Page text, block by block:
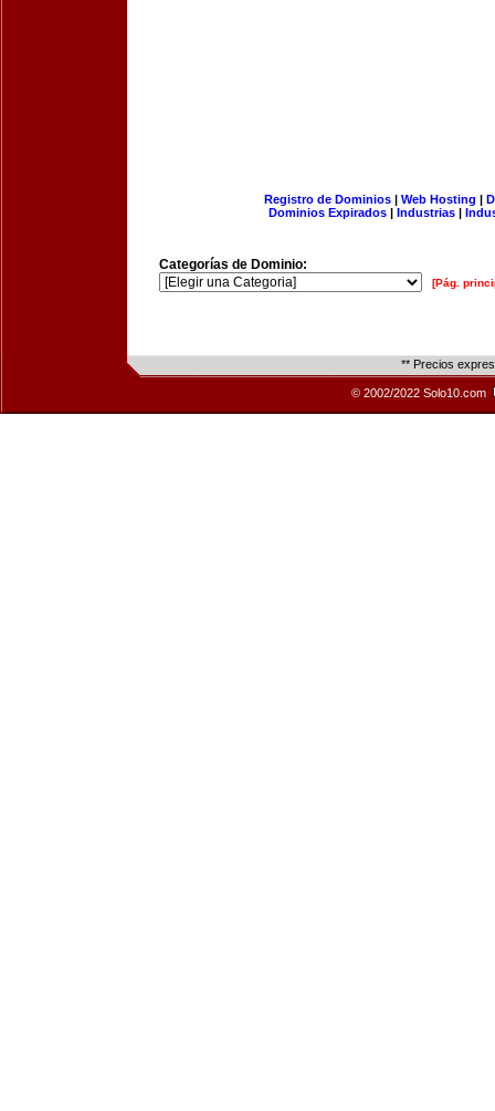
Registro de Dominios| Web Hosting |
Dominios Expirados | Industrias |
Categorías de Dominio:
[Pág.
** Precios
© 2002/2022 Solo10.com